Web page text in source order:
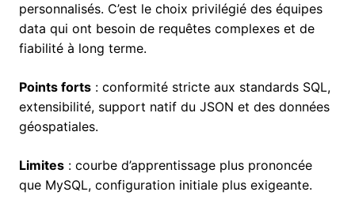
personnalisés. C’est le choix privilégié des équipes
data qui ont besoin de requêtes complexes et de
fiabilité à long terme.
Points forts : conformité stricte aux standards SQL,
extensibilité, support natif du JSON et des données
géospatiales.
Limites : courbe d’apprentissage plus prononcée
que MySQL, configuration initiale plus exigeante.